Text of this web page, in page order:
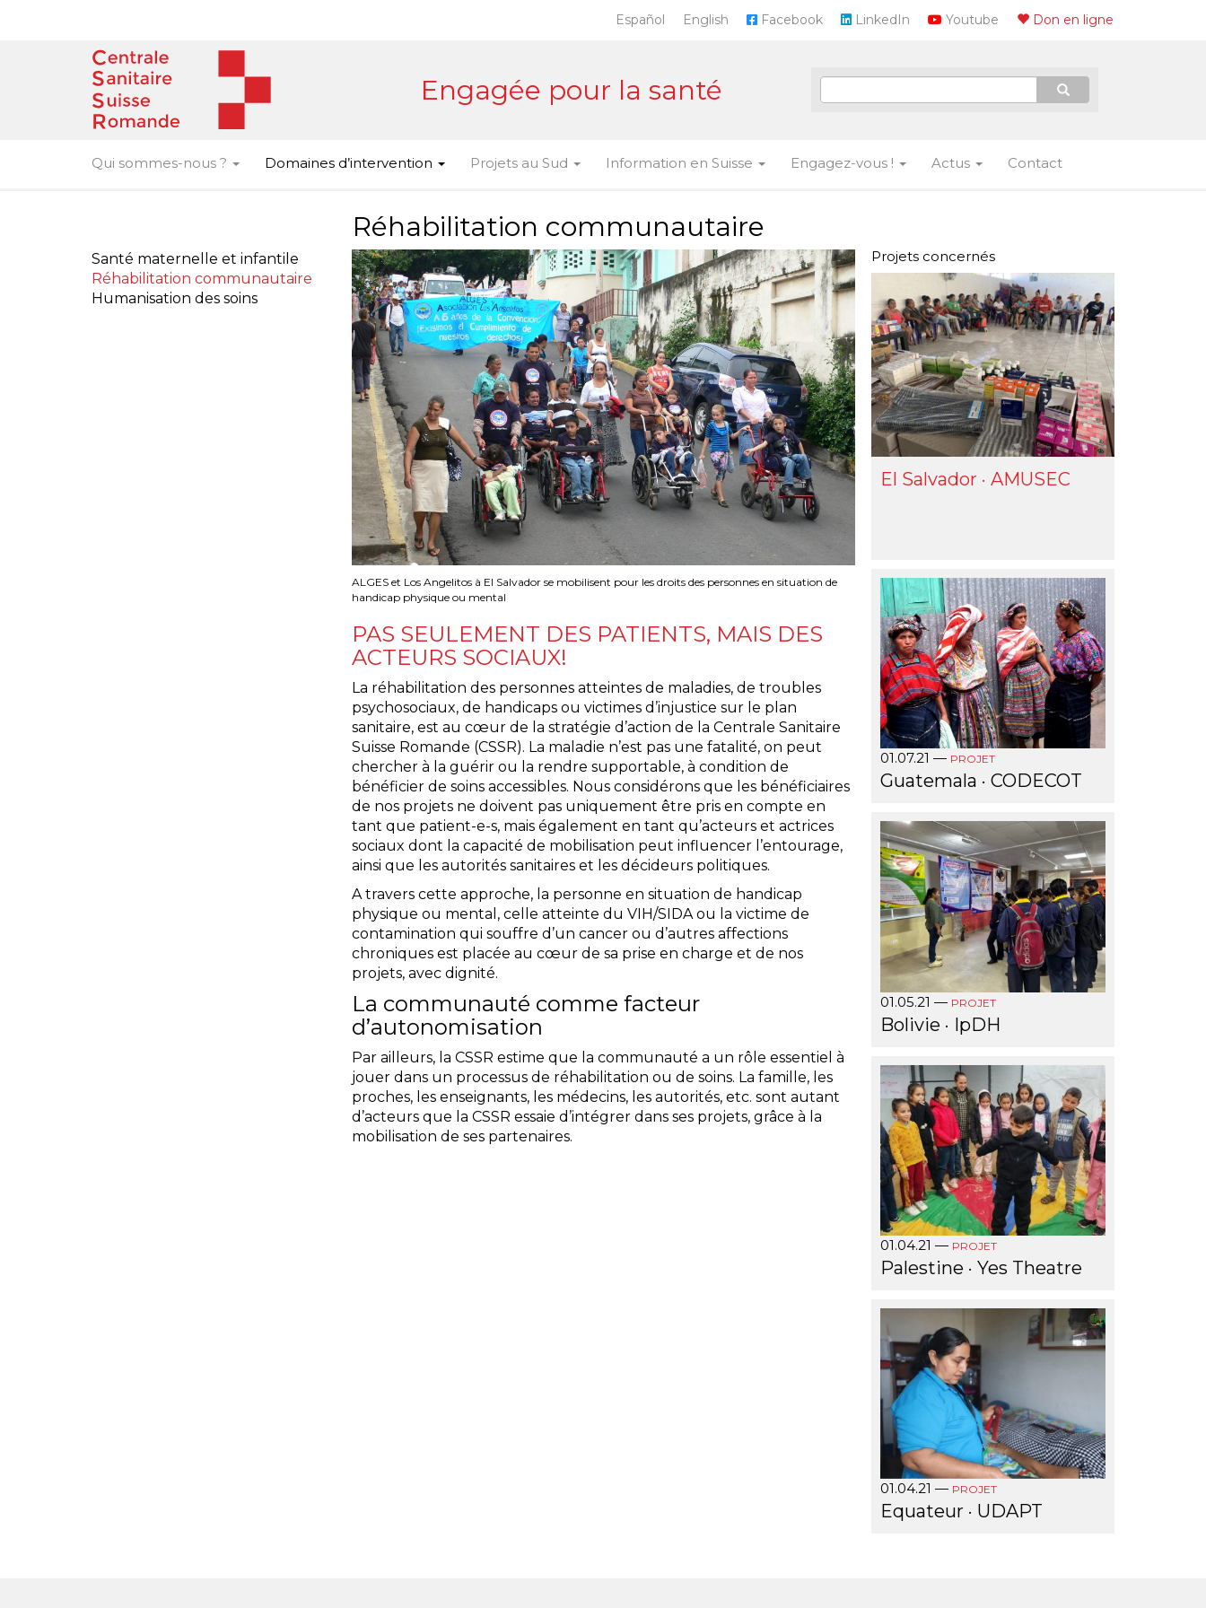
Don en ligne
Youtube
LinkedIn
Facebook
English
Español
Engagée pour la santé
Qui sommes-nous ? Domaines d’intervention Projets au Sud Information en Suisse Engagez-vous ! Actus Contact
Réhabilitation communautaire
Santé maternelle et infantile
Réhabilitation communautaire
Humanisation des soins
ALGES et Los Angelitos à El Salvador se mobilisent pour les droits des personnes en situation de
handicap physique ou mental
PAS SEULEMENT DES PATIENTS, MAIS DES
ACTEURS SOCIAUX!
La réhabilitation des personnes atteintes de maladies, de troubles
psychosociaux, de handicaps ou victimes d’injustice sur le plan
sanitaire, est au cœur de la stratégie d’action de la Centrale Sanitaire
Suisse Romande (CSSR). La maladie n’est pas une fatalité, on peut
chercher à la guérir ou la rendre supportable, à condition de
bénéficier de soins accessibles. Nous considérons que les bénéficiaires
de nos projets ne doivent pas uniquement être pris en compte en
tant que patient-e-s, mais également en tant qu’acteurs et actrices
sociaux dont la capacité de mobilisation peut influencer l’entourage,
ainsi que les autorités sanitaires et les décideurs politiques.
A travers cette approche, la personne en situation de handicap
physique ou mental, celle atteinte du VIH/SIDA ou la victime de
contamination qui souffre d’un cancer ou d’autres affections
chroniques est placée au cœur de sa prise en charge et de nos
projets, avec dignité.
La communauté comme facteur
d’autonomisation
Par ailleurs, la CSSR estime que la communauté a un rôle essentiel à
jouer dans un processus de réhabilitation ou de soins. La famille, les
proches, les enseignants, les médecins, les autorités, etc. sont autant
d’acteurs que la CSSR essaie d’intégrer dans ses projets, grâce à la
mobilisation de ses partenaires.
Projets concernés
El Salvador · AMUSEC
01.07.21 — PROJET
Guatemala · CODECOT
01.05.21 — PROJET
Bolivie · IpDH
01.04.21 — PROJET
Palestine · Yes Theatre
01.04.21 — PROJET
Equateur · UDAPT